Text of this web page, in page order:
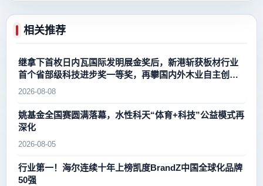
相关推荐
继拿下首枚日内瓦国际发明展金奖后，新港斩获板材行业
首个省部级科技进步奖一等奖，再攀国内外木业自主创新
新高峰
2026-08-08
姚基金全国赛圆满落幕，水性科天“体育+科技”公益模式再
深化
2026-08-05
行业第一！海尔连续十年上榜凯度BrandZ中国全球化品牌
50强